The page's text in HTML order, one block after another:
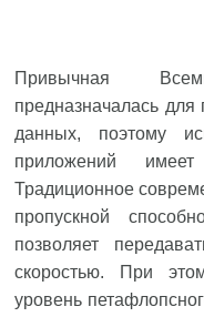
Привычная
предназначалась
данных, поэтому
приложений имеет
Традиционное
пропускной
позволяет
скоростью. При
уровень